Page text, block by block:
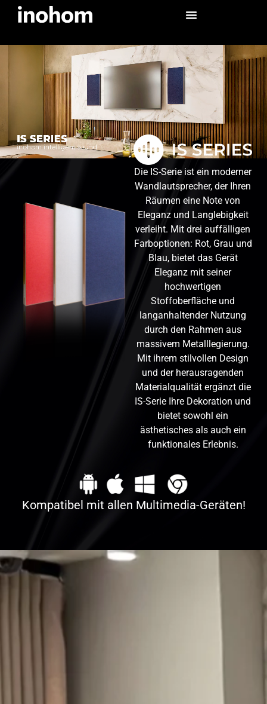
Die IS-Serie ist ein moderner
Wandlautsprecher, der Ihren
Räumen eine Note von
Eleganz und Langlebigkeit
verleiht. Mit drei auffälligen
Farboptionen: Rot, Grau und
Blau, bietet das Gerät
Eleganz mit seiner
hochwertigen
Stoffoberfläche und
langanhaltender Nutzung
durch den Rahmen aus
massivem Metalllegierung.
Mit ihrem stilvollen Design
und der herausragenden
Materialqualität ergänzt die
IS-Serie Ihre Dekoration und
bietet sowohl ein
ästhetisches als auch ein
funktionales Erlebnis.
Kompatibel mit allen Multimedia-Geräten!